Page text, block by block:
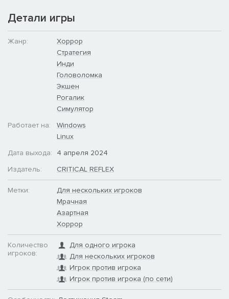
ничего». Сколько вы сможете продержаться?
Новые предметы
Новые предметы в честь выхода игры в Steam. Потому что
мы вас любим!
Семь композиций. Ни одного промаха.
Готовы?
Издание Buckshot Roulette для Steam включает полный
саундтрек игры, написанный Майком Клубникой.
Детали игры
Жанр:
Хоррор
Стратегия
Инди
Головоломка
Экшен
Рогалик
Симулятор
Работает на:
Windows
Linux
Дата выхода:
4 апреля 2024
Издатель:
CRITICAL REFLEX
Метки:
Для нескольких игроков
Мрачная
Азартная
Хоррор
Количество
игроков:
Для одного игрока
Для нескольких игроков
Игрок против игрока
Игрок против игрока (по сети)